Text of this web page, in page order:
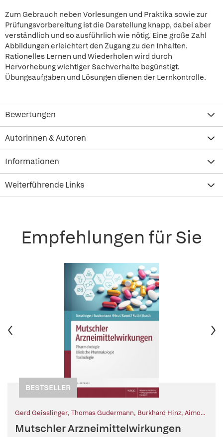
Zum Gebrauch neben Vorlesungen und Praktika sowie zur
Prüfungsvorbereitung ist die Darstellung knapp, dabei aber
verständlich und so ausführlich wie nötig. Eine große Zahl
Abbildungen erleichtert den Zugang zu den Inhalten.
Rationelles Lernen und Wiederholen wird durch
Hervorhebung wichtiger Sachverhalte begünstigt.
Übungsaufgaben und Lösungen dienen der Lernkontrolle.
Bewertungen
Autorinnen & Autoren
Informationen
Weiterführende Links
Empfehlungen für Sie
BESTSELLER
Gerd Geisslinger, Thomas Gudermann, Burkhard Hinz, Aimo
Ingrid Boekhoff (Beitr.)
Mutschler Arzneimittelwirkungen